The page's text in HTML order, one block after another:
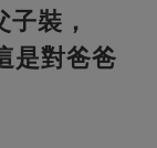
裝，
是對爸爸